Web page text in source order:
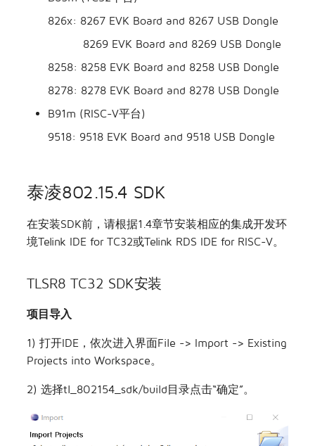
826x: 8267 EVK Board and 8267 USB Dongle
8269 EVK Board and 8269 USB Dongle
8258: 8258 EVK Board and 8258 USB Dongle
8278: 8278 EVK Board and 8278 USB Dongle
B91m (RISC-V平台)
9518: 9518 EVK Board and 9518 USB Dongle
泰凌802.15.4 SDK
在安装SDK前，请根据1.4章节安装相应的集成开发环
境Telink IDE for TC32或Telink RDS IDE for RISC-V。
TLSR8 TC32 SDK安装
项目导入
1) 打开IDE，依次进入界面File -> Import -> Existing
Projects into Workspace。
2) 选择tl_802154_sdk/build目录点击“确定”。